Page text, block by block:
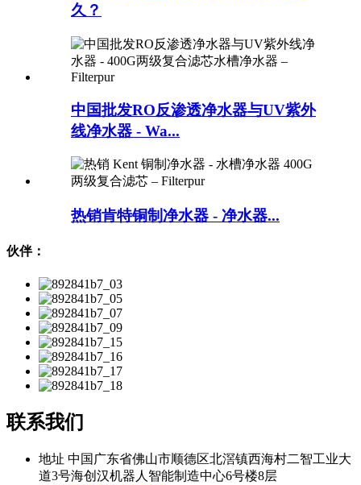
久？
中国批发RO反渗透净水器与UV紫外
线净水器 - Wa...
热销肯特铜制净水器 - 净水器...
伙伴：
联系我们
地址 中国广东省佛山市顺德区北滘镇西海村二智工业大
道3号海创汉机器人智能制造中心6号楼8层